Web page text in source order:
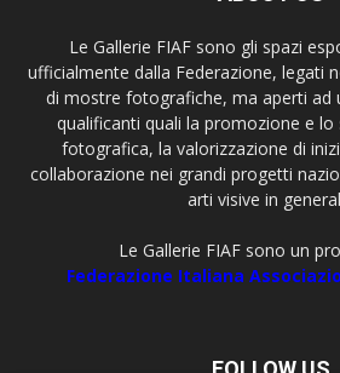
Le Gallerie FIAF sono gli spazi
ufficialmente dalla Federazione, legati
di mostre fotografiche, ma aperti ad
qualificanti quali la promozione e lo
fotografica, la valorizzazione di
collaborazione nei grandi progetti
arti visive in
Le Gallerie FIAF sono un
Federazione Italiana